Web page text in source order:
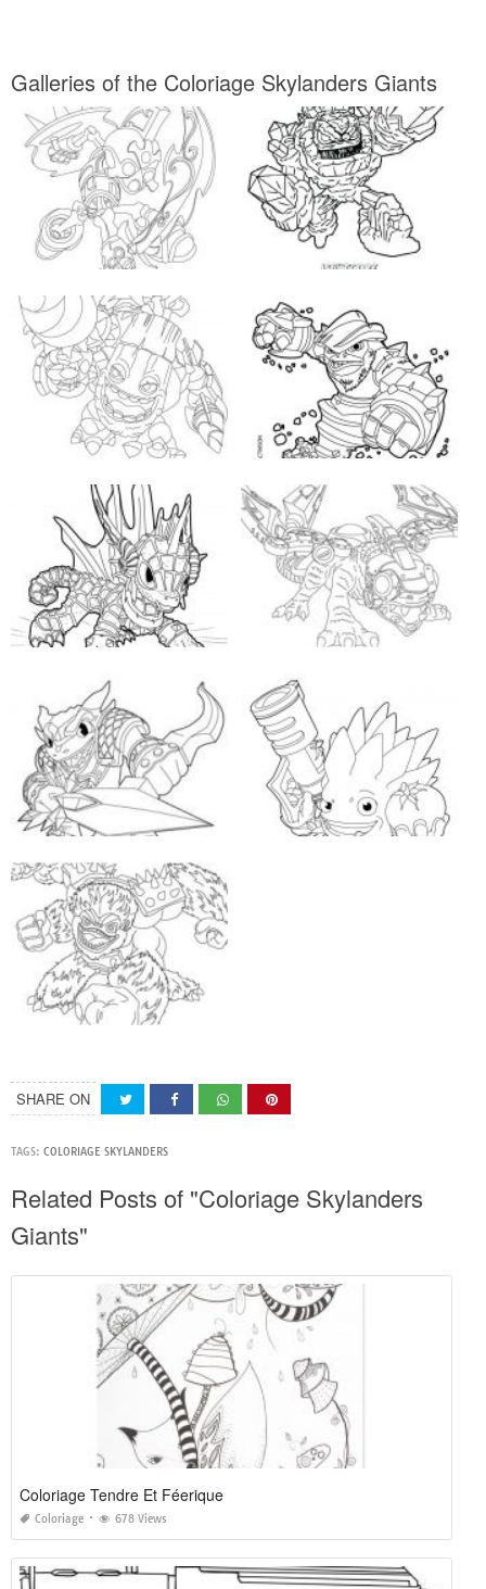
Galleries of the Coloriage Skylanders Giants
SHARE ON
TAGS: COLORIAGE SKYLANDERS
Related Posts of "Coloriage Skylanders
Giants"
Coloriage Tendre Et Féerique
Coloriage 678 Views